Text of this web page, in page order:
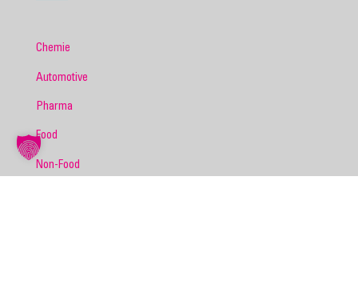
Chemie
Automotive
Pharma
Food
Non-Food